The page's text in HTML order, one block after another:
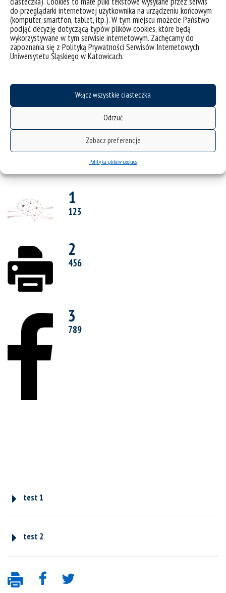
do przeglądarki internetowej użytkownika na urządzeniu końcowym
(komputer, smartfon, tablet, itp.). W tym miejscu możecie Państwo
podjąć decyzję dotyczącą typów plików cookies, które będą
wykorzystywane w tym serwisie internetowym. Zachęcamy do
zapoznania się z Polityką Prywatności Serwisów Internetowych
Uniwersytetu Śląskiego w Katowicach.
Włącz wszystkie ciasteczka
Odrzuć
Zobacz preferencje
Polityka plików cookies
tytuł ab
asdjf
1
123
2
456
3
789
test 1
test 2